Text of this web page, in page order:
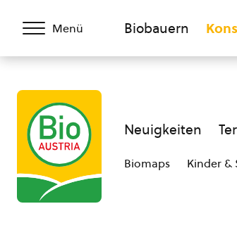
Menü Biobauern
Neuigkeiten
Biomaps Kinder &